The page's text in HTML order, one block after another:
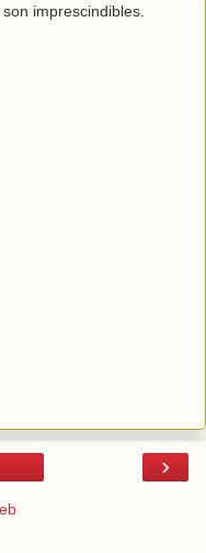
imprescindibles.
›